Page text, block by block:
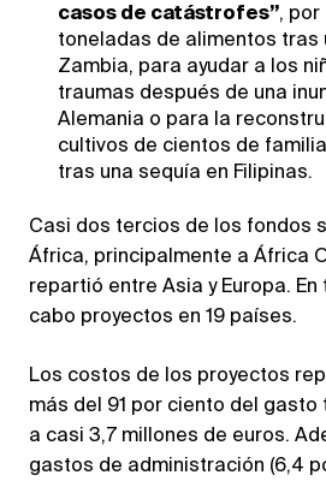
casos de catástrofes”, por
toneladas de alimentos tras
Zambia, para ayudar a los
traumas después de una
Alemania o para la
cultivos de cientos de
tras una sequía en Filipinas.
Casi dos tercios de los fondos
África, principalmente a África
repartió entre Asia y Europa.
cabo proyectos en 19 países.
Los costos de los proyectos
más del 91 por ciento del
a casi 3,7 millones de euros.
gastos de administración (6,4